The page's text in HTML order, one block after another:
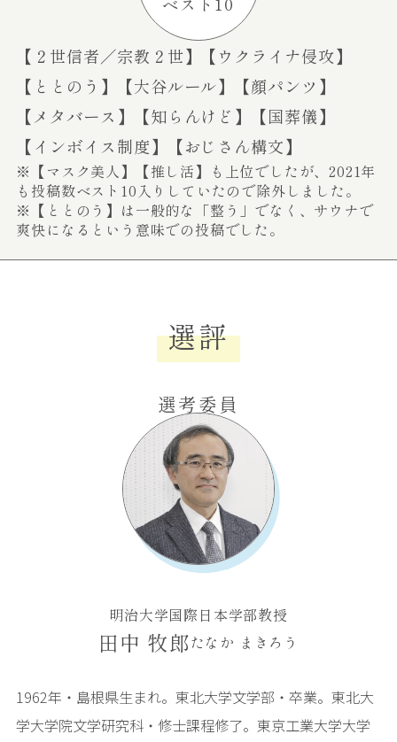
【２世信者／宗教２世】
【ウクライナ侵攻】
【ととのう】
【大谷ルール】
【顔パンツ】
【メタバース】
【知らんけど】
【国葬儀】
【インボイス制度】
【おじさん構文】
※【マスク美人】【推し活】も上位でしたが、2021年
も投稿数ベスト10入りしていたので除外しました。
※【ととのう】は一般的な「整う」でなく、サウナで
爽快になるという意味での投稿でした。
選評
選考委員
明治大学国際日本学部教授
田中 牧郎たなか まきろう
1962年・島根県生まれ。東北大学文学部・卒業。東北大
学大学院文学研究科・修士課程修了。東京工業大学大学